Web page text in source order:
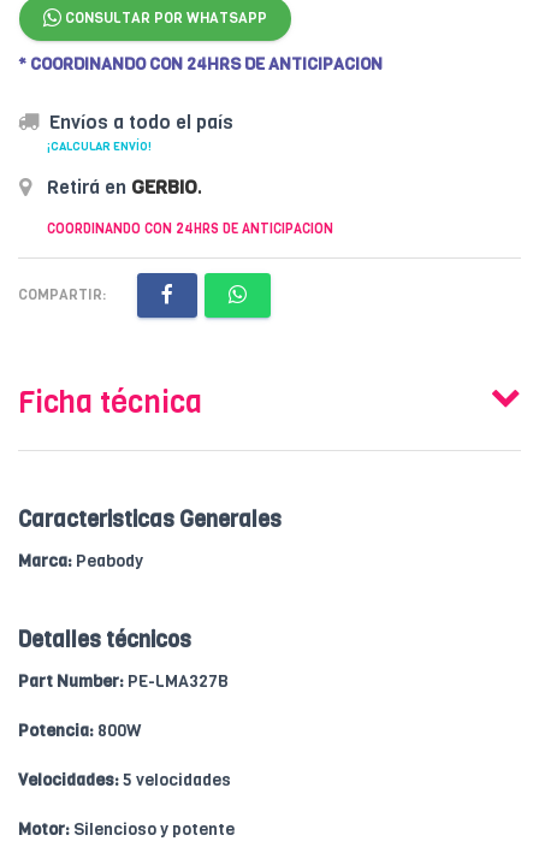
CONSULTAR POR WHATSAPP
* COORDINANDO CON 24HRS DE ANTICIPACION
Envíos a todo el país
¡CALCULAR ENVÍO!
Retirá en GERBIO.
COORDINANDO CON 24HRS DE ANTICIPACION
COMPARTIR:
Ficha técnica
Caracteristicas Generales
Marca: Peabody
Detalles técnicos
Part Number: PE-LMA327B
Potencia: 800W
Velocidades:5 velocidades
Motor: Silencioso y potente